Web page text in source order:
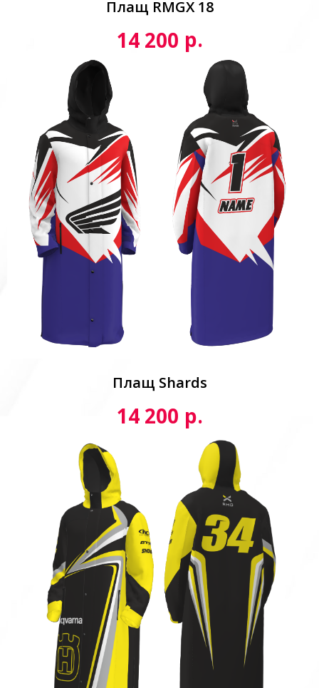
Плащ RMGX 18
14 200 р.
Плащ Shards
14 200 р.